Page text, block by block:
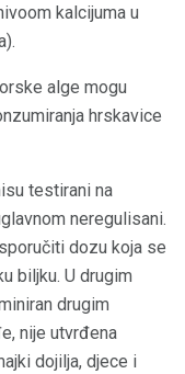
kalcijuma u
alge mogu
hrskavice
testirani na
neregulisani.
dozu koja se
biljku. U drugim
drugim
nije utvrđena
dojilja, djece i